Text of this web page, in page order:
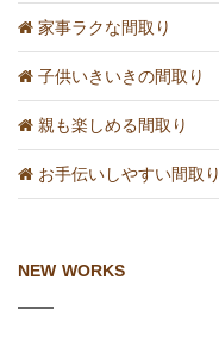
家事ラクな間取り
子供いきいきの間取り
親も楽しめる間取り
お手伝いしやすい間取り
NEW WORKS